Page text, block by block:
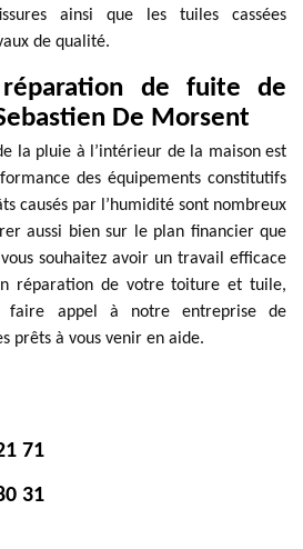
ainsi que les tuiles cassées
de qualité.
de fuite de
De Morsent
la pluie à l’intérieur de la maison est
des équipements constitutifs
causés par l’humidité sont nombreux
aussi bien sur le plan financier que
souhaitez avoir un travail efficace
réparation de votre toiture et tuile,
faire appel à notre entreprise de
prêts à vous venir en aide.
71
31